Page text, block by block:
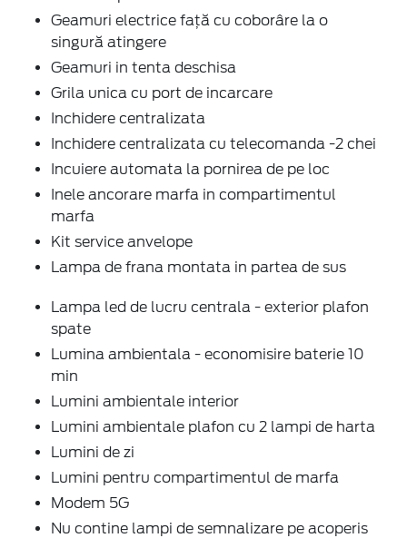
Geamuri electrice faţă cu coborâre la o
singură atingere
Geamuri in tenta deschisa
Grila unica cu port de incarcare
Inchidere centralizata
Inchidere centralizata cu telecomanda -2 chei
Incuiere automata la pornirea de pe loc
Inele ancorare marfa in compartimentul
marfa
Kit service anvelope
Lampa de frana montata in partea de sus
Lampa led de lucru centrala - exterior plafon
spate
Lumina ambientala - economisire baterie 10
min
Lumini ambientale interior
Lumini ambientale plafon cu 2 lampi de harta
Lumini de zi
Lumini pentru compartimentul de marfa
Modem 5G
Nu contine lampi de semnalizare pe acoperis